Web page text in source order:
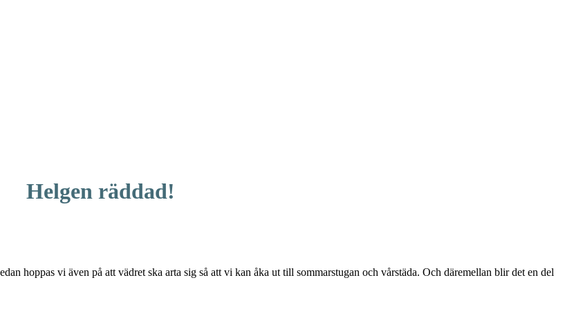
Helgen räddad!
hoppas vi även på att vädret ska arta sig så att vi kan åka ut till sommarstugan och vårstäda. Och däremellan blir det en del